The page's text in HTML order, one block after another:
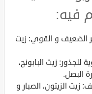
فيه:
الضعيف و القوي: زيت
للجذور: زيت البابونج،
البصل.
زيت الزيتون، الصبار و